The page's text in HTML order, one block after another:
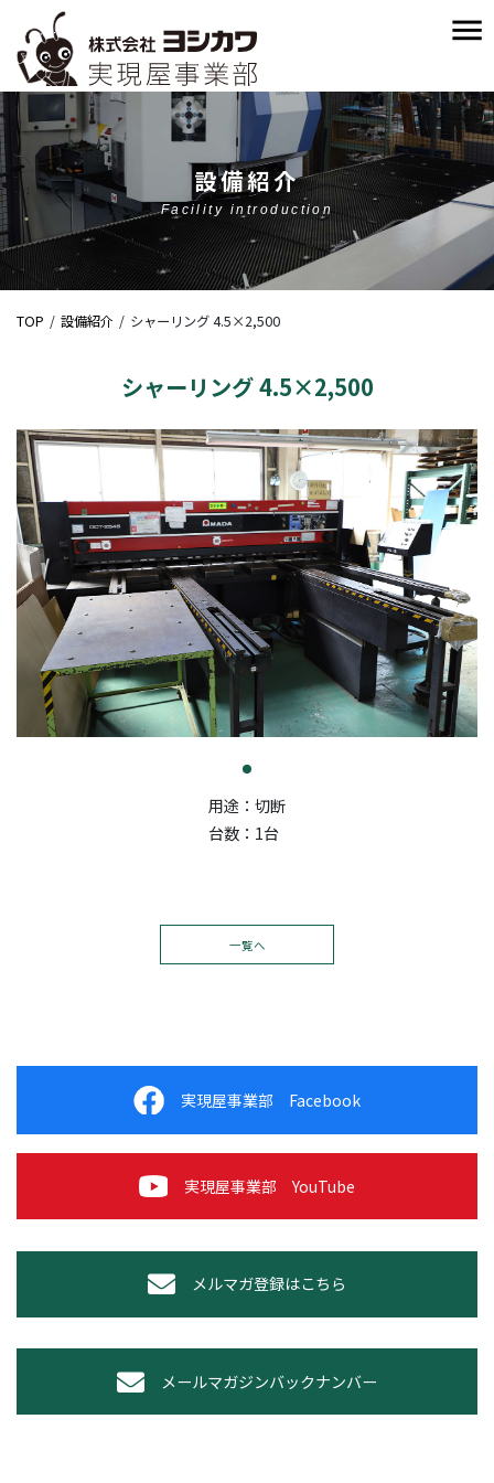
設備紹介
Facility introduction
TOP 設備紹介 シャーリング 4.5×2,500
シャーリング 4.5×2,500
用途：切断
台数：1台
一覧へ
実現屋事業部 Facebook
実現屋事業部 YouTube
メルマガ登録はこちら
メールマガジンバックナンバー